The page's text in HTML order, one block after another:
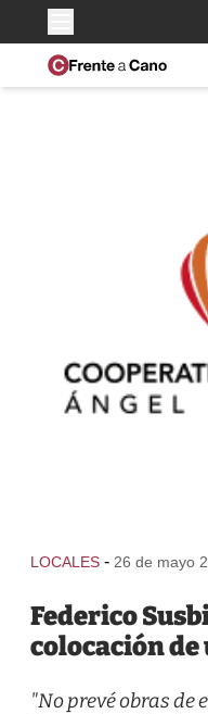
LOCALES - 26 de mayo
Federico
colocación de
"No prevé obras de